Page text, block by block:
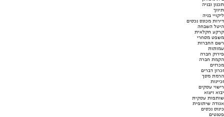
תכנון ובניה
תיווך
ליקויי בניה
דירות מכונס נכסים
היטל השבחה
קרקע חקלאית
משפט מסחרי
רשם החברות
עמותות
פירוק חברה
הקמת חברה
מכרזים
זכרון דברים
הרמת מסך
זכיינות
רישוי עסקים
יבוא ויצוא
שותפות עסקית
אגודה שיתופית
כינוס נכסים
פטנטים